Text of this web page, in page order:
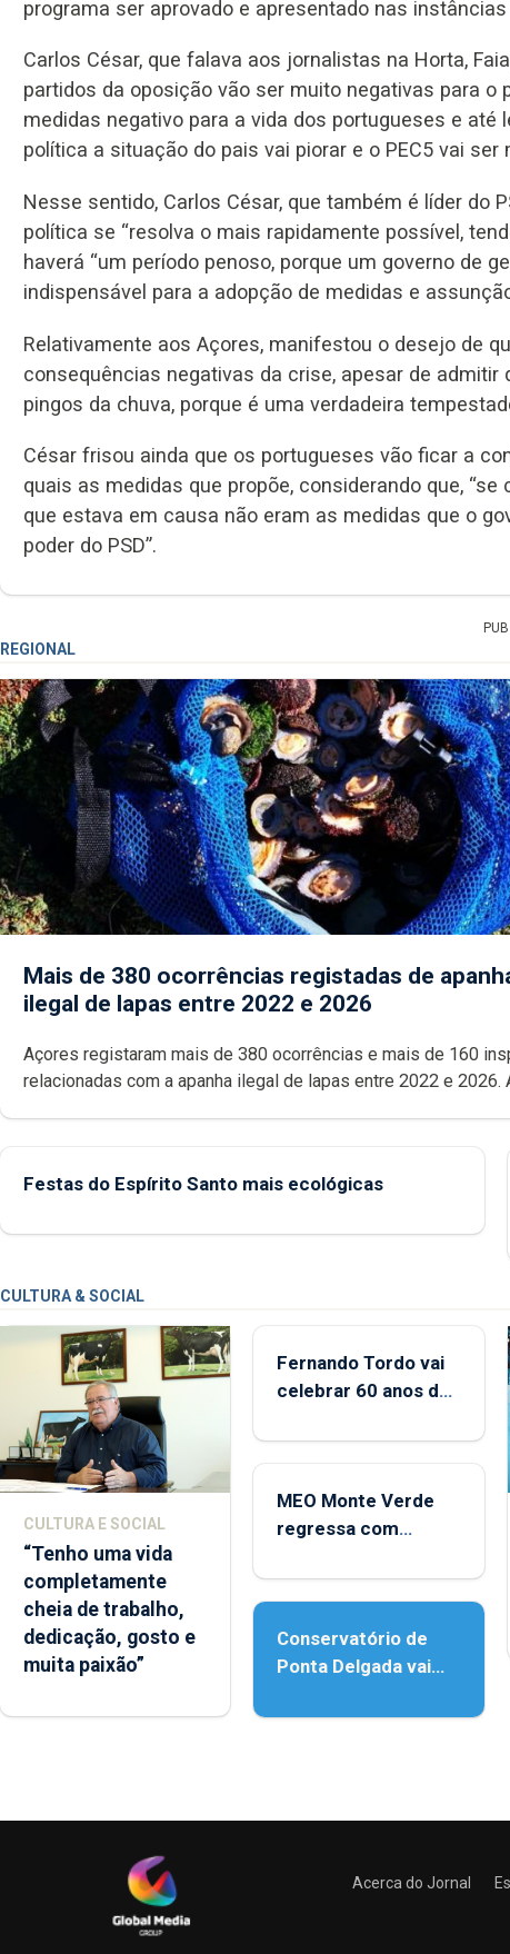
programa ser aprovado e apresentado nas instâncias
Carlos César, que falava aos jornalistas na Horta,
partidos da oposição vão ser muito negativas para o
medidas negativo para a vida dos portugueses e
política a situação do pais vai piorar e o PEC5 vai ser
Nesse sentido, Carlos César, que também é líder do
política se “resolva o mais rapidamente possível,
haverá “um período penoso, porque um governo de
indispensável para a adopção de medidas e
Relativamente aos Açores, manifestou o desejo de
consequências negativas da crise, apesar de
pingos da chuva, porque é uma verdadeira
César frisou ainda que os portugueses vão ficar a
quais as medidas que propõe, considerando que,
que estava em causa não eram as medidas que o
poder do PSD”.
PUB
REGIONAL
Mais de 380 ocorrências registadas de
ilegal de lapas entre 2022 e 2026
Açores registaram mais de 380 ocorrências e mais de 160 inspeções
relacionadas com a apanha ilegal de lapas entre 2022 e 2026. A ilha
Festas do Espírito Santo mais ecológicas
CULTURA & SOCIAL
CULTURA E SOCIAL
“Tenho uma vida
completamente
cheia de trabalho,
dedicação, gosto e
muita paixão”
Fernando Tordo vai
celebrar 60 anos de
Micaelense
MEO Monte Verde
regressa com
acessibilidade
Conservatório de
Ponta Delgada vai
instrumentos
Acerca do Jornal